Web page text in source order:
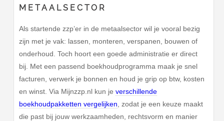
METAALSECTOR
Als startende zzp’er in de metaalsector wil je vooral bezig
zijn met je vak: lassen, monteren, verspanen, bouwen of
onderhoud. Toch hoort een goede administratie er direct
bij. Met een passend boekhoudprogramma maak je snel
facturen, verwerk je bonnen en houd je grip op btw, kosten
en winst. Via Mijnzzp.nl kun jeverschillende
boekhoudpakketten vergelijken , zodat je een keuze maakt
die past bij jouw werkzaamheden, rechtsvorm en manier